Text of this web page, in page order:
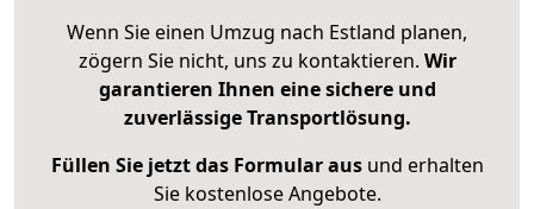
Wenn Sie einen Umzug nach Estland planen,
zögern Sie nicht, uns zu kontaktieren. Wir
garantieren Ihnen eine sichere und
zuverlässige Transportlösung.
Füllen Sie jetzt das Formular ausund erhalten
Sie kostenlose Angebote.